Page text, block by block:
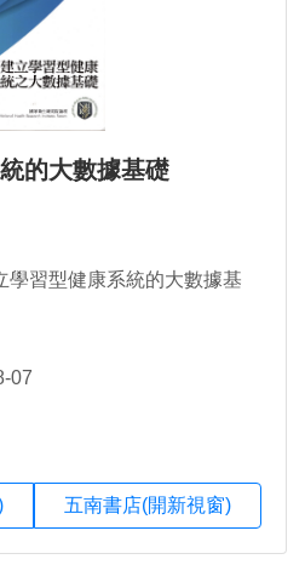
的大數據基礎
學習型健康系統的大數據基
07
五南書店(開新視窗)